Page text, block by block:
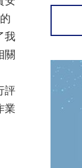
我
關
評
業